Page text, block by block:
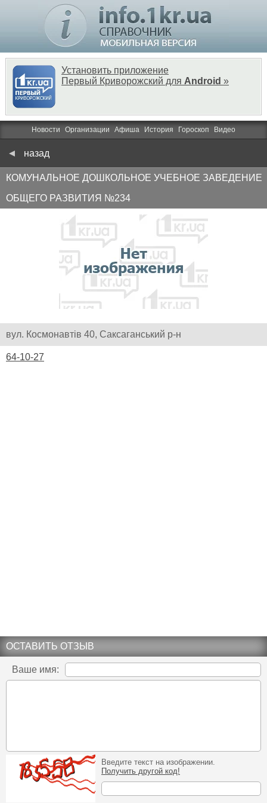
Установить приложение
Первый Криворожский для Android »
Новости Организации Афиша История Гороскоп Видео
назад
КОМУНАЛЬНОЕ ДОШКОЛЬНОЕ УЧЕБНОЕ ЗАВЕДЕНИЕ
ОБЩЕГО РАЗВИТИЯ №234
вул. Космонавтів 40, Саксаганський р-н
64-10-27
ОСТАВИТЬ ОТЗЫВ
Ваше имя:
Введите текст на изображении.
Получить другой код!